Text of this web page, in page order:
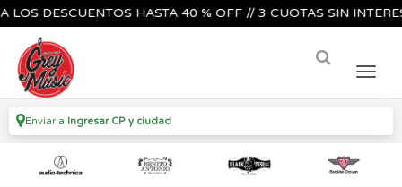
DESCUENTOS HASTA 40 % OFF // 3 CUOTAS SIN
Enviar a Ingresar CP y ciudad